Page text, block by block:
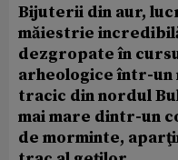
Bijuterii din aur,
măiestrie
dezgropate în
arheologice într-un
tracic din nordul
mai mare dintr-un
de morminte,